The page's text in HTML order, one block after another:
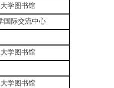
学图书馆
国际交流中心
学图书馆
学图书馆